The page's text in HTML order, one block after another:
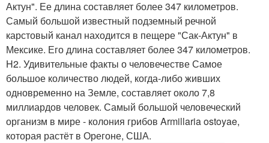
Актун". Ее длина составляет более 347 километров.
Самый большой известный подземный речной
карстовый канал находится в пещере "Сак-Актун" в
Мексике. Его длина составляет более 347 километров.
H2. Удивительные факты о человечестве Самое
большое количество людей, когда-либо живших
одновременно на Земле, составляет около 7,8
миллиардов человек. Самый большой человеческий
организм в мире - колония грибов Armillaria ostoyae,
которая растёт в Орегоне, США.